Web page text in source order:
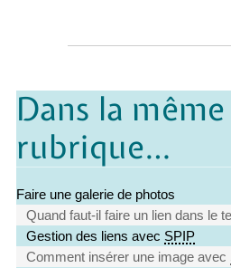
Dans la même
rubrique…
Faire une galerie de photos
Quand faut-il faire un lien dans le
Gestion des liens avec SPIP
Comment insérer une image avec